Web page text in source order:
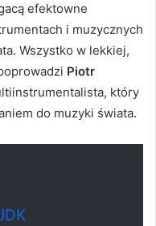
efektowne
i muzycznych
Wszystko w lekkiej,
Piotr
który
do muzyki świata.